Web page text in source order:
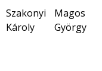
Szakonyi
Károly
Magos
György